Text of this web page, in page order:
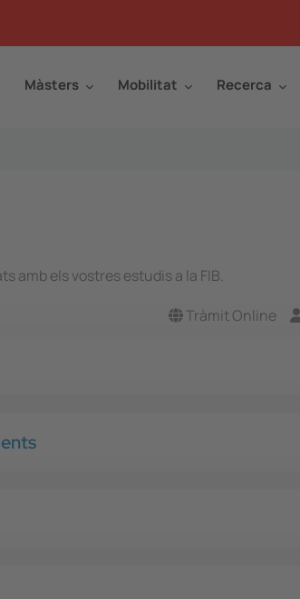
Màsters Mobilitat Recerca
amb els vostres estudis a la FIB.
Tràmit Online